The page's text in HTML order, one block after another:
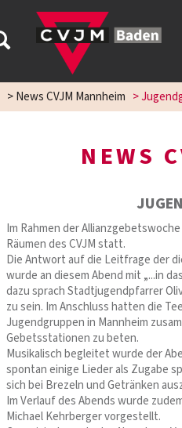
>News CVJM Mannheim >
NEWS
Im Rahmen der
Räumen des CVJM statt.
Die Antwort auf die Leitfrage der
wurde an diesem Abend mit „...in
dazu sprach Stadtjugendpfarrer
zu sein. Im Anschluss hatten die
Jugendgruppen in Mannheim
Gebetsstationen zu beten.
Musikalisch begleitet wurde der
spontan einige Lieder als Zugabe
sich bei Brezeln und Getränken
Im Verlauf des Abends wurde
Michael Kehrberger vorgestellt.